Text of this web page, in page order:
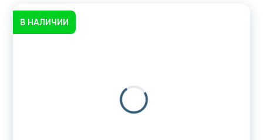
В НАЛИЧИИ